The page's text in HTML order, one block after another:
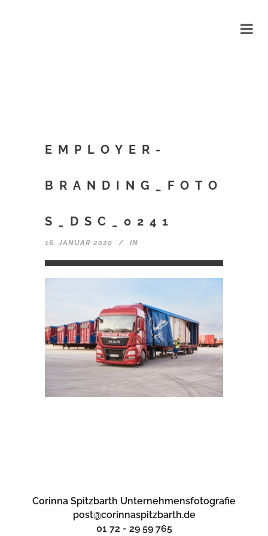
EMPLOYER-
BRANDING_FOTO
S_DSC_0241
16. JANUAR 2020 IN
Corinna Spitzbarth Unternehmensfotografie
post@corinnaspitzbarth.de
01 72 - 29 59 765